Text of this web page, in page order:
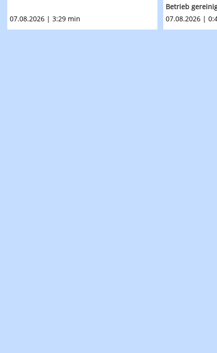
07.08.2026 | 3:29 min
Betrieb
07.08.2026 |